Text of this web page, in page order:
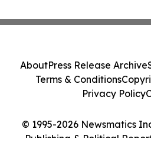
© 1995-2026 Newsmatics
Publishing & Political
AboutPress Release Archive
Terms & Conditions
Privacy Policy